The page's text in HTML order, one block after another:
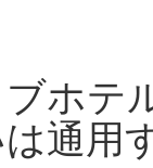
ブホテ
通用